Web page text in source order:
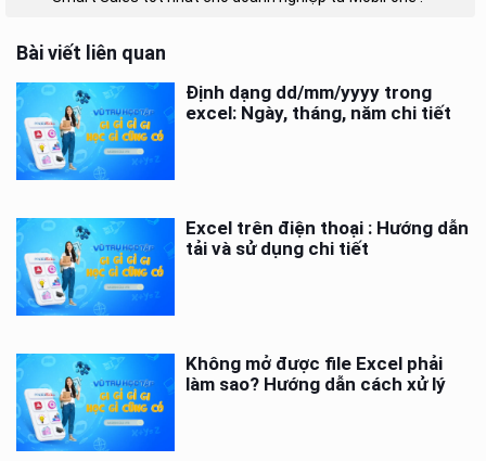
Bài viết liên quan
Định dạng dd/mm/yyyy trong
excel: Ngày, tháng, năm chi tiết
Excel trên điện thoại : Hướng dẫn
tải và sử dụng chi tiết
Không mở được file Excel phải
làm sao? Hướng dẫn cách xử lý